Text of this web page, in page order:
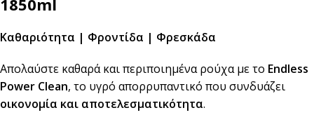
Καθαριότητα | Φροντίδα | Φρεσκάδα
Απολαύστε καθαρά και περιποιημένα ρούχα με το Endless
Power Clean, το υγρό απορρυπαντικό που συνδυάζει
οικονομία και αποτελεσματικότητα.